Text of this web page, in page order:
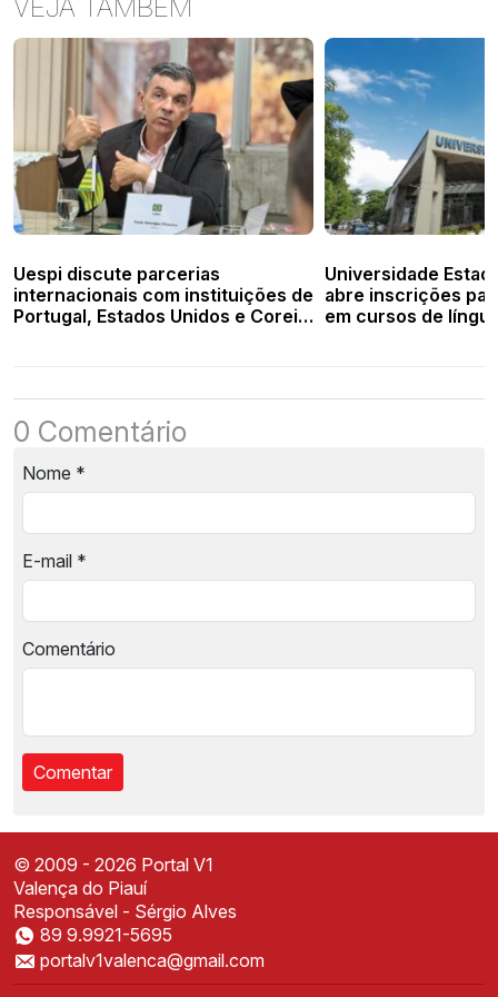
VEJA TAMBÉM
Uespi discute parcerias
internacionais com instituições de
Portugal, Estados Unidos e Coreia
Universidade
abre inscrições
em cursos de
0 Comentário
Nome *
E-mail *
Comentário
Instale o Portal V1
Acesse mais rápido direto da sua tela inicial
© 2009 - 2026 Portal V1
Valença do Piauí
Responsável - Sérgio Alves
89 9.9921-5695
portalv1valenca@gmail.com